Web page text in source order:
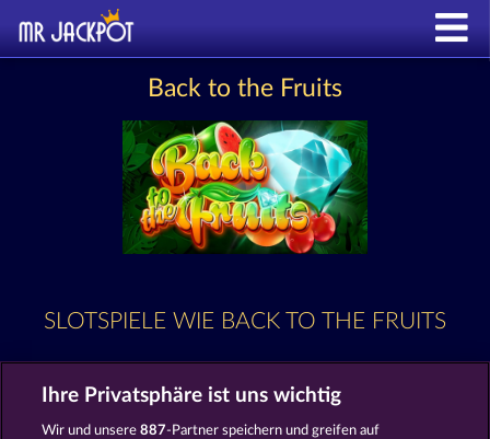
Back to the Fruits
SLOTSPIELE WIE BACK TO THE FRUITS
Ihre Privatsphäre ist uns wichtig
Wir und unsere887-Partner speichern und greifen auf